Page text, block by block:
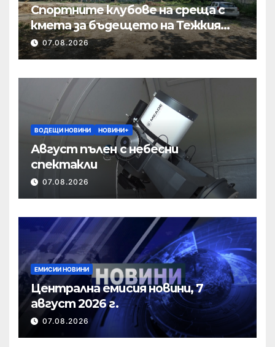
Спортните клубове на среща с
кмета за бъдещето на Тежкия
полк
07.08.2026
ВОДЕЩИ НОВИНИ НОВИНИ+
Август пълен с небесни
спектакли
07.08.2026
ЕМИСИИ НОВИНИ
Централна емисия новини, 7
август 2026 г.
07.08.2026